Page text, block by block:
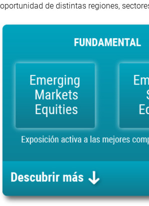
oportunidad de distintas regiones,